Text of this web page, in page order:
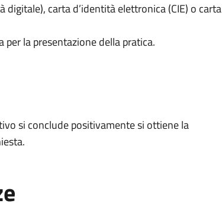
digitale), carta d’identità elettronica (CIE) o carta
la presentazione della pratica.
si conclude positivamente si ottiene la